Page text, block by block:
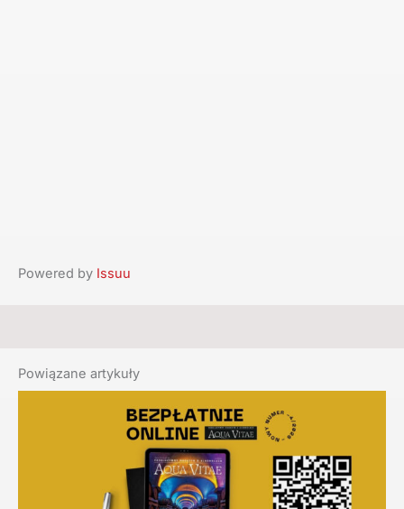
Powered by Issuu
Powiązane artykuły